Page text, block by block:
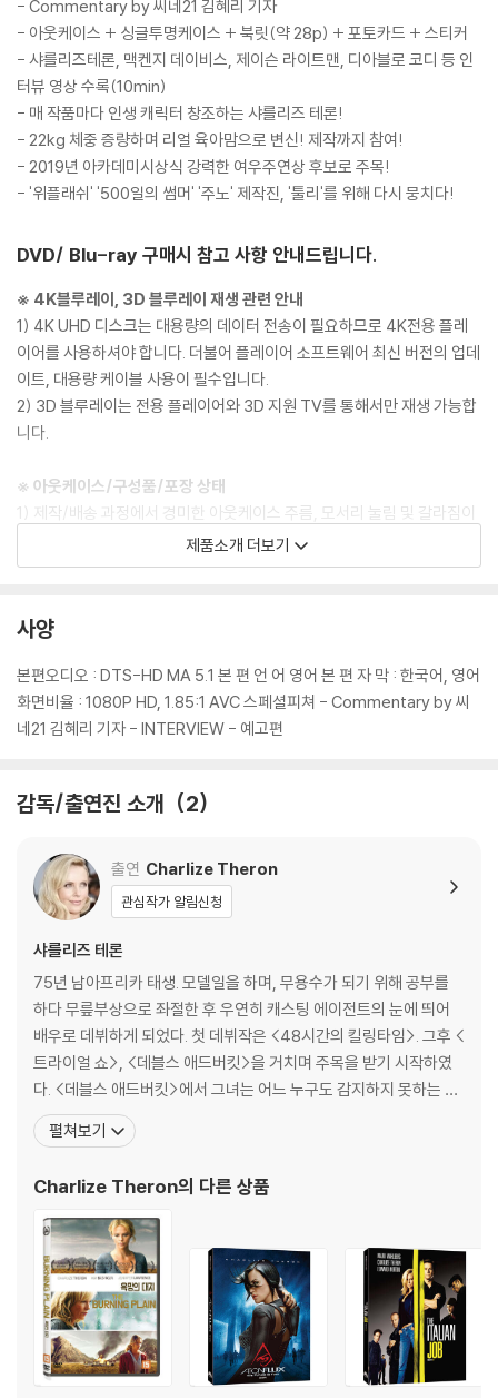
- Commentary by 씨네21 김혜리 기자
- 아웃케이스 + 싱글투명케이스 + 북릿(약 28p) + 포토카드 + 스티커
- 샤를리즈테론, 맥켄지 데이비스, 제이슨 라이트맨, 디아블로 코디 등 인
터뷰 영상 수록(10min)
- 매 작품마다 인생 캐릭터 창조하는 샤를리즈 테론!
- 22kg 체중 증량하며 리얼 육아맘으로 변신! 제작까지 참여!
- 2019년 아카데미시상식 강력한 여우주연상 후보로 주목!
- '위플래쉬' '500일의 썸머' '주노' 제작진, '툴리'를 위해 다시 뭉치다!
DVD/ Blu-ray 구매시 참고 사항 안내드립니다.
※ 4K블루레이, 3D 블루레이 재생 관련 안내
1) 4K UHD 디스크는 대용량의 데이터 전송이 필요하므로 4K전용 플레
이어를 사용하셔야 합니다. 더불어 플레이어 소프트웨어 최신 버전의 업데
이트, 대용량 케이블 사용이 필수입니다.
2) 3D 블루레이는 전용 플레이어와 3D 지원 TV를 통해서만 재생 가능합
니다.
※ 아웃케이스/구성품/포장 상태
1) 제작/배송 과정에서 경미한 아웃케이스 주름, 모서리 눌림 및 갈라짐이
발생할 수 있습니다. 반품을 원하실 경우 미개봉 상태로 문의 부탁드립니
다.
있습니다.
3) 렌티큘러 스틸북의 경우, 보호필름이 붙어 판매되기도 합니다. 보호필
름 손상에 의한 교환/반품은 불가합니다.
4) 본품 보호를 위해 노란색의 카톤 박스로 재포장한 경우, 카톤박스 손상
에 의한 교환/반품은 불가합니다.
환/반품이 제한될 수 있습니다.
※ 디스크 재생 불량
1) 기기 문제로 인해 발생하는 재생 불량 현상에 대해서는 반품/교환이 불
가하니 최신 소프트웨어로 업데이트된 DVD/BD 전용 기기에서 재생하실
것을 권유해 드립니다.
를 마른 천으로 닦으시거나, DVD 클리너 등 전용 제품을 이용하면 대부분
해결됩니다.
3) 일부 PC 연결형 ODD의 경우 호환 상의 문제로 정상적인 디스크도 재
생이 불가능한 경우가 있습니다. 독립형 전용 플레이어 사용을 권장드리
며, ODD 사용으로 인한 재생 불량의 경우 교환 시에도 동일한 오류가 발
생할 수 있음을 알려드립니다.
※ 디스크 외관 불량
있으며, 상품의 불량이 아닙니다. 단, 재생에 이상이 있는 경우에는 불량으
로 인한 반품/교환이 가능합니다.
※ 교환/반품 안내
1) 불량으로 인한 교환/반품 요청 시에는 불량 확인을 위해 개봉 시의 동영
상을 요청할 수 있으며, 동영상이 없는 경우 교환/반품이 제한될 수 있습니
제품소개 더보기
사양
본편오디오 : DTS-HD MA 5.1 본 편 언 어 영어 본 편 자 막 : 한국어, 영어
화면비율 : 1080P HD, 1.85:1 AVC 스페셜피쳐 - Commentary by 씨
네21 김혜리 기자 - INTERVIEW - 예고편
감독/출연진 소개 2
출연 Charlize Theron
관심작가 알림신청
샤를리즈 테론
75년 남아프리카 태생. 모델일을 하며, 무용수가 되기 위해 공부를
하다 무릎부상으로 좌절한 후 우연히 캐스팅 에이전트의 눈에 띄어
배우로 데뷔하게 되었다. 첫 데뷔작은 <48시간의 킬링타임>. 그후 <
트라이얼 쇼>, <데블스 애드버킷>을 거치며 주목을 받기 시작하였
다. <데블스 애드버킷>에서 그녀는 어느 누구도 감지하지 못하는 악
마의 존재를 혼자서 감지하며 스스로 부서져 가던 투명한 영혼으로
다가왔었다. 그런 그녀가 스타덤에 오른 영화는 라세 할스트롬 감독
분)의 사랑과 성을 눈뜨게 한 여자, 한 남자를 사랑
펼쳐보기
Charlize Theron의 다른 상품